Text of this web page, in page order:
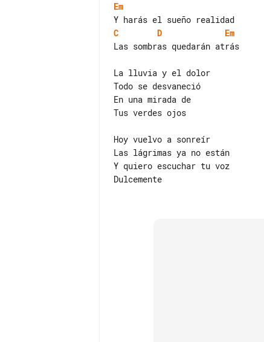
Em
C
D
Em
Las sombras quedarán atrás
La lluvia y el dolor
Todo se desvaneció
En una mirada de
Tus verdes ojos
Hoy vuelvo a sonreír
Las lágrimas ya no están
Y quiero escuchar tu voz
Dulcemente